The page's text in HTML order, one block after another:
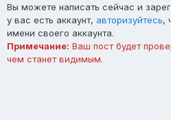
Вы можете написать сейчас и
у вас есть аккаунт, авторизуйтесь,
имени своего аккаунта.
Примечание: Ваш пост будет
чем станет видимым.